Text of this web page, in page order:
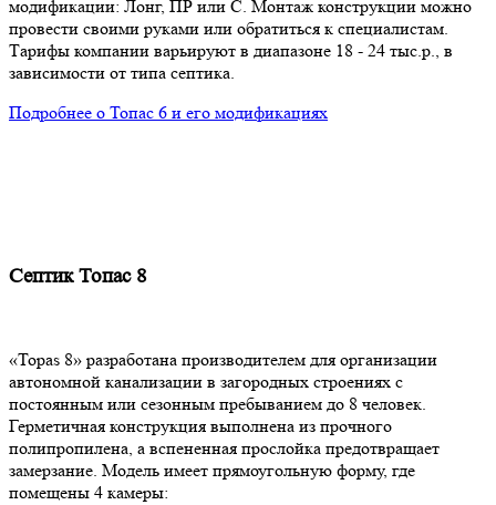
модификации: Лонг, ПР или С. Монтаж конструкции можно
провести своими руками или обратиться к специалистам.
Тарифы компании варьируют в диапазоне 18 - 24 тыс.р., в
зависимости от типа септика.
Подробнее о Топас 6 и его модификациях
Септик Топас 8
«Topas 8» разработана производителем для организации
автономной канализации в загородных строениях с
постоянным или сезонным пребыванием до 8 человек.
Герметичная конструкция выполнена из прочного
полипропилена, а вспененная прослойка предотвращает
замерзание. Модель имеет прямоугольную форму, где
помещены 4 камеры: